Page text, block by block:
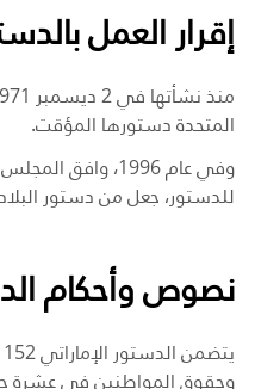
إقرار العمل
المتحدة دستورها المؤقت.
وفي عام 1996،
للدستور، جعل من دستور
نصوص وأحكام
وحقوق المواطنين في عشرة